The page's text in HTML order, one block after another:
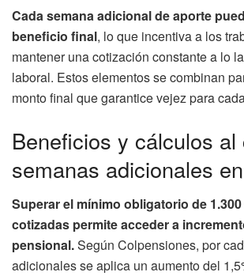
Cada semana adicional de aporte
beneficio final, lo que incentiva a los
mantener una cotización constante a lo
laboral. Estos elementos se combinan
monto final que garantice vejez para
Beneficios y cálculos al
semanas adicionales
Superar el mínimo obligatorio de
cotizadas permite acceder a
pensional.Según Colpensiones, por
adicionales se aplica un aumento del